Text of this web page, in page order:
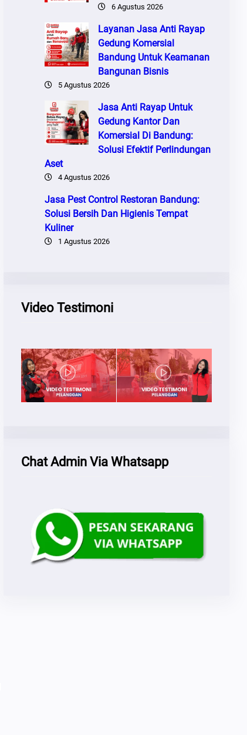
6 Agustus 2026
Layanan Jasa Anti Rayap
Gedung Komersial
Bandung Untuk Keamanan
Bangunan Bisnis
5 Agustus 2026
Jasa Anti Rayap Untuk
Gedung Kantor Dan
Komersial Di Bandung:
Solusi Efektif Perlindungan
Aset
4 Agustus 2026
Jasa Pest Control Restoran Bandung:
Solusi Bersih Dan Higienis Tempat
Kuliner
1 Agustus 2026
Video Testimoni
Chat Admin Via Whatsapp